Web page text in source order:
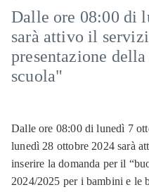
Dalle ore 08:00 di
sarà attivo il
presentazione
scuola"
Dalle ore 08:00 di lunedì 7
lunedì 28 ottobre 2024 sarà
inserire la domanda per il
2024/2025 per i bambini e le